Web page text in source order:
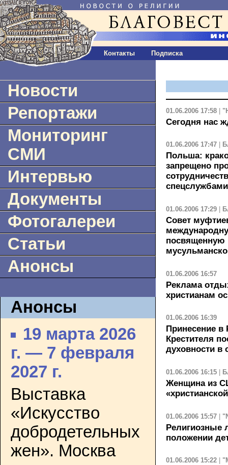
Контакты Подписка
Новости
Репортажи
Мониторинг
СМИ
Интервью
Документы
Фотогалереи
Статьи
Анонсы
Анонсы
19 марта 2026
г. — 7 февраля
2027 г.
Выставка
«Искусство
добродетельных
жен». Москва
01.06.2006 17:58 |
Сегодня нас
01.06.2006 17:47
Польша:
запрещено
спецслужбами
01.06.2006 17:29
Совет
01.06.2006 16:57
Реклама
христианам
01.06.2006 16:39
Принесение
Крестителя
духовности в
01.06.2006 16:15
Женщина из
01.06.2006 15:57 |
Религиозные
положении
01.06.2006 15:22